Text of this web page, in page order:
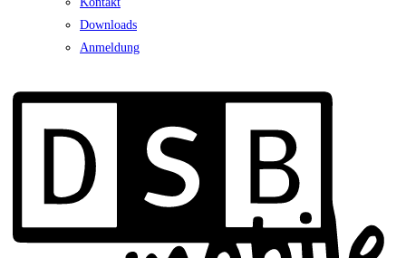
Downloads
Anmeldung